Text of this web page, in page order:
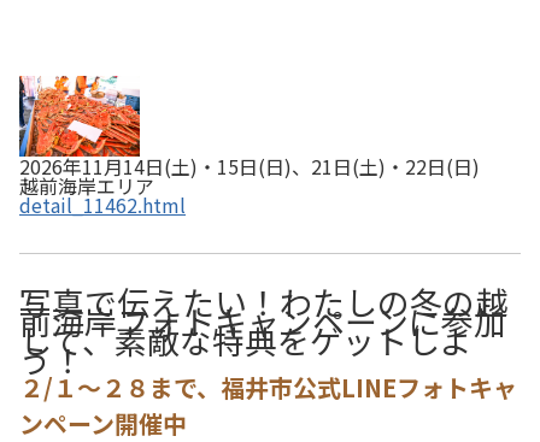
2026年11月14日(土)・15日(日)、21日(土)・22日(日)
越前海岸エリア
detail_11462.html
写真で伝えたい！わたしの冬の越
前海岸フォトキャンペーンに参加
して、素敵な特典をゲットしよ
う！
２/１～２８まで、福井市公式LINEフォトキャ
ンペーン開催中